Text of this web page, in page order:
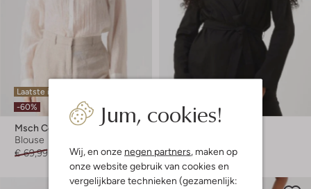
Jum, cookies!
Wij, en onze negen partners , maken op
onze website gebruik van cookies en
vergelijkbare technieken (gezamenlijk:
Laatste item
-60%
Msch Copenhagen
Blouse
€ 69,99
€ 27,99
-60%
€ 169,95 € 67,99